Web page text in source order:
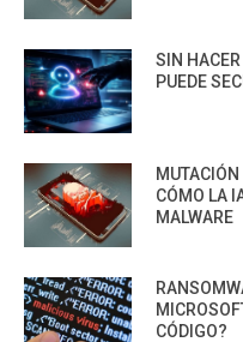
SIN
PUEDE
CÓMO LA
MALWARE
CÓDIGO?